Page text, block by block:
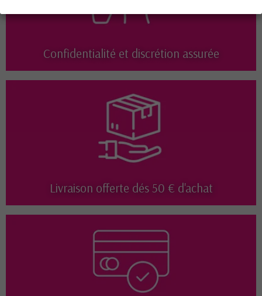
Confidentialité et discrétion assurée
Livraison offerte dés 50 € d'achat